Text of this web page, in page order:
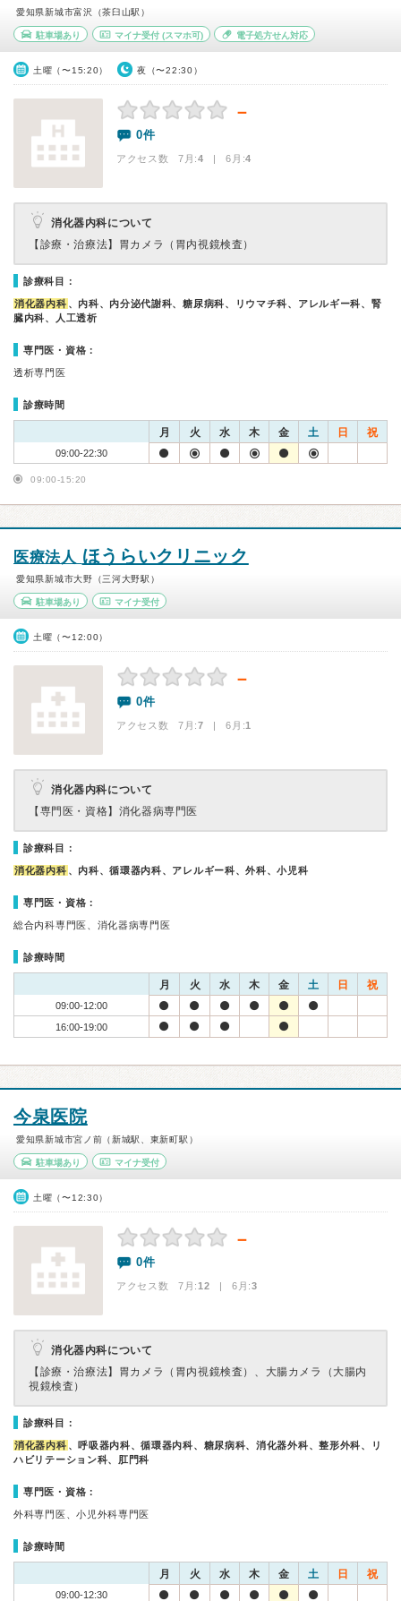
愛知県新城市富沢（茶臼山駅）
駐車場あり マイナ受付(スマホ可) 電子処方せん対応
土曜（〜15:20） 夜（〜22:30）
－
0件
アクセス数 7月:4 | 6月:4
消化器内科について
【診療・治療法】 胃カメラ（胃内視鏡検査）
診療科目：
消化器内科 、内科、内分泌代謝科、糖尿病科、リウマチ科、アレルギー科、腎
臓内科、人工透析
専門医・資格：
透析専門医
診療時間
月 火 水 木 金 土 日 祝
09:00-22:30
09:00-15:20
医療法人 ほうらいクリニック
愛知県新城市大野（三河大野駅）
駐車場あり マイナ受付
土曜（〜12:00）
－
0件
アクセス数 7月:7 | 6月:1
消化器内科について
【専門医・資格】 消化器病専門医
診療科目：
消化器内科 、内科、循環器内科、アレルギー科、外科、小児科
専門医・資格：
総合内科専門医、消化器病専門医
診療時間
月 火 水 木 金 土 日 祝
09:00-12:00
16:00-19:00
今泉医院
愛知県新城市宮ノ前（新城駅、東新町駅）
駐車場あり マイナ受付
土曜（〜12:30）
－
0件
アクセス数 7月:12 | 6月:3
消化器内科について
【診療・治療法】 胃カメラ（胃内視鏡検査）、大腸カメラ（大腸内
視鏡検査）
診療科目：
消化器内科 、呼吸器内科、循環器内科、糖尿病科、消化器外科、整形外科、リ
ハビリテーション科、肛門科
専門医・資格：
外科専門医、小児外科専門医
診療時間
月 火 水 木 金 土 日 祝
09:00-12:30